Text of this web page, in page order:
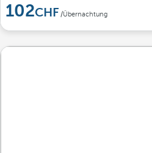
102 /Übernachtung